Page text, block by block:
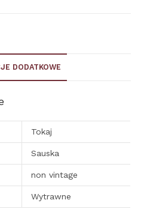
DODATKOWE
Tokaj
Sauska
non vintage
Wytrawne